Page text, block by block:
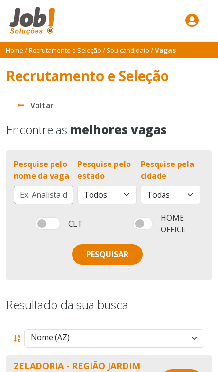
Home /Recrutamento e Seleção / Sou candidato /Vagas
Recrutamento e Seleção
Voltar
Encontre as melhores vagas
Pesquise pelo
nome da vaga
Pesquise pelo
estado
Pesquise pela
cidade
CLT
HOME
OFFICE
PESQUISAR
Resultado da sua busca
ZELADORIA - REGIÃO JARDIM